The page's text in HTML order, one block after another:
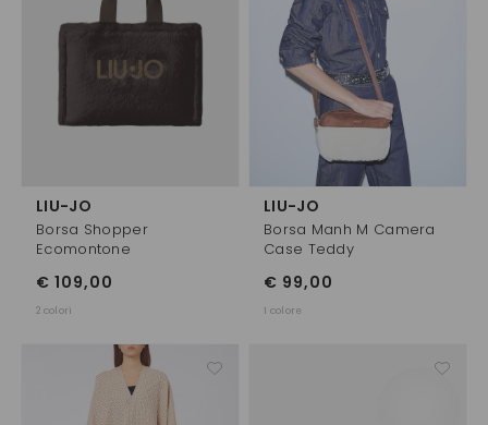
LIU-JO
Borsa Shopper
Ecomontone
€ 109,00
2 colori
LIU-JO
Borsa Manh M Camera
Case Teddy
€ 99,00
1 colore